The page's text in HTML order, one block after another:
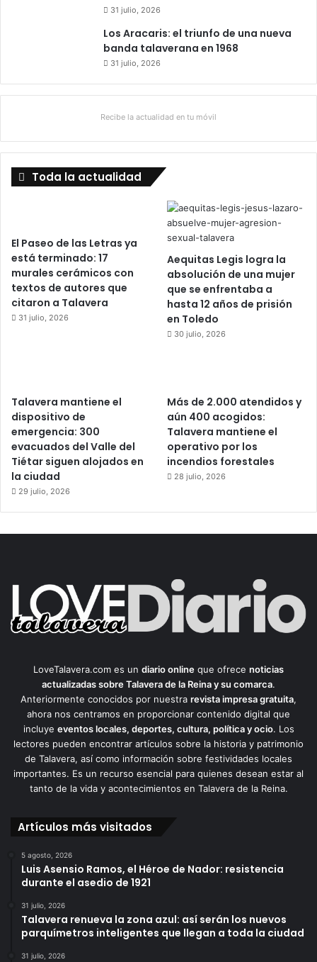
31 julio, 2026
Los Aracaris: el triunfo de una nueva
banda talaverana en 1968
31 julio, 2026
Recibe la actualidad en tu móvil
Toda la actualidad
El Paseo de las Letras ya
está terminado: 17
murales cerámicos con
textos de autores que
citaron a Talavera
31 julio, 2026
Aequitas Legis logra la
absolución de una mujer
que se enfrentaba a
hasta 12 años de prisión
en Toledo
30 julio, 2026
Talavera mantiene el
dispositivo de
emergencia: 300
evacuados del Valle del
Tiétar siguen alojados en
la ciudad
29 julio, 2026
Más de 2.000 atendidos y
aún 400 acogidos:
Talavera mantiene el
operativo por los
incendios forestales
28 julio, 2026
LoveTalavera.com es un diario online que ofrece noticias
actualizadas sobre Talavera de la Reina y su comarca.
Anteriormente conocidos por nuestra revista impresa gratuita,
ahora nos centramos en proporcionar contenido digital que
incluye eventos locales, deportes, cultura, política y ocio. Los
lectores pueden encontrar artículos sobre la historia y patrimonio
de Talavera, así como información sobre festividades locales
importantes. Es un recurso esencial para quienes desean estar al
tanto de la vida y acontecimientos en Talavera de la Reina.
Artículos más visitados
5 agosto, 2026
Luis Asensio Ramos, el Héroe de Nador: resistencia
durante el asedio de 1921
31 julio, 2026
Talavera renueva la zona azul: así serán los nuevos
parquímetros inteligentes que llegan a toda la ciudad
31 julio, 2026